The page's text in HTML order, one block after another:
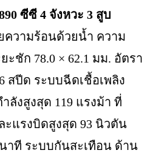
ซีซี 4 จังหวะ 3 สูบ
ความร้อนด้วยน้ำ ความ
ะชัก 78.0 × 62.1 มม. อัตรา
สปีด ระบบฉีดเชื้อเพลิง
ลังสูงสุด 119 แรงม้า ที่
ะแรงบิดสูงสุด 93 นิวตัน
าที ระบบกันสะเทือน ด้าน